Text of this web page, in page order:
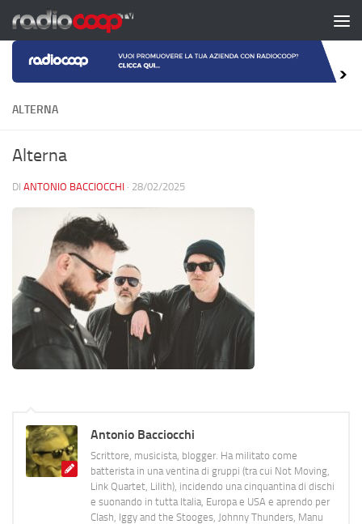
Salta al contenuto
ALTERNA
Alterna
DI ANTONIO BACCIOCCHI · 28/02/2025
Antonio Bacciocchi
Scrittore, musicista, blogger. Ha militato come
batterista in una ventina di gruppi (tra cui Not Moving,
Link Quartet, Lilith), incidendo una cinquantina di dischi
e suonando in tutta Italia, Europa e USA e aprendo per
Clash, Iggy and the Stooges, Johnny Thunders, Manu